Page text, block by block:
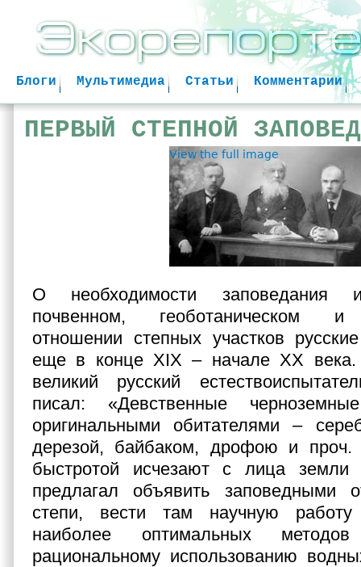
Комментарии
Статьи
Мультимедиа
Блоги
ПЕРВЫЙ СТЕПНОЙ
View the full image
О необходимости заповедания
почвенном, геоботаническом и
отношении степных участков
еще в конце XIX – начале ХХ
великий русский
писал: «Девственные
оригинальными обитателями –
дерезой, байбаком, дрофою и проч.
быстротой исчезают с лица земли
предлагал объявить заповедными
степи, вести там научную
наиболее оптимальных методов
рациональному использованию